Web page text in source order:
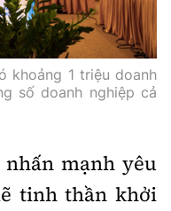
khoảng 1 triệu doanh
số doanh nghiệp cả
nhấn mạnh yêu
tinh thần khởi